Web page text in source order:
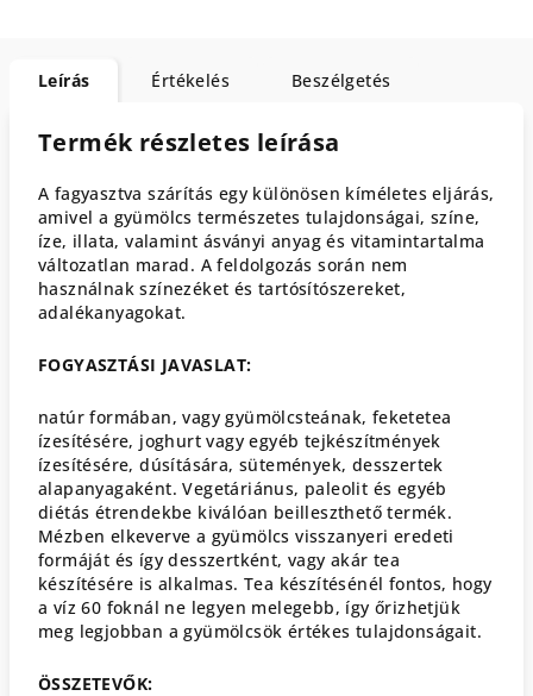
Leírás Értékelés Beszélgetés
Termék részletes leírása
A fagyasztva szárítás egy különösen kíméletes eljárás,
amivel a gyümölcs természetes tulajdonságai, színe,
íze, illata, valamint ásványi anyag és vitamintartalma
változatlan marad. A feldolgozás során nem
használnak színezéket és tartósítószereket,
adalékanyagokat.
FOGYASZTÁSI JAVASLAT:
natúr formában, vagy gyümölcsteának, feketetea
ízesítésére, joghurt vagy egyéb tejkészítmények
ízesítésére, dúsítására, sütemények, desszertek
alapanyagaként. Vegetáriánus, paleolit és egyéb
diétás étrendekbe kiválóan beilleszthető termék.
Mézben elkeverve a gyümölcs visszanyeri eredeti
formáját és így desszertként, vagy akár tea
készítésére is alkalmas. Tea készítésénél fontos, hogy
a víz 60 foknál ne legyen melegebb, így őrizhetjük
meg legjobban a gyümölcsök értékes tulajdonságait.
ÖSSZETEVŐK: